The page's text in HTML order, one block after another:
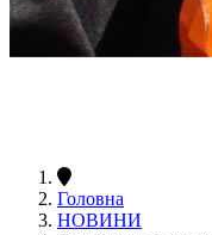
Головна
НОВИНИ